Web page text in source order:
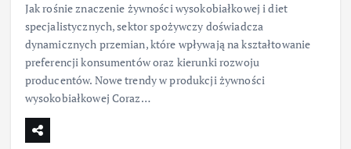
Jak rośnie znaczenie żywności wysokobiałkowej i diet
specjalistycznych, sektor spożywczy doświadcza
dynamicznych przemian, które wpływają na kształtowanie
preferencji konsumentów oraz kierunki rozwoju
producentów. Nowe trendy w produkcji żywności
wysokobiałkowej Coraz…